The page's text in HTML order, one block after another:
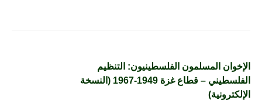
الإخوان المسلمون الفلسطينيون: التنظيم
الفلسطيني – قطاع غزة 1949-1967 (النسخة
الإلكترونية)